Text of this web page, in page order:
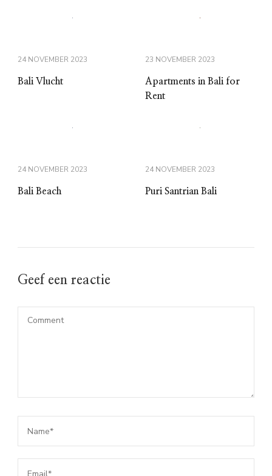
24 NOVEMBER 2023
Bali Vlucht
23 NOVEMBER 2023
Apartments in Bali for
Rent
24 NOVEMBER 2023
Bali Beach
24 NOVEMBER 2023
Puri Santrian Bali
Geef een reactie